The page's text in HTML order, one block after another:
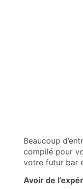
Beaucoup
compilé pour
votre futur bar
Avoir de